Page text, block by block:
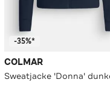
-35%*
COLMAR